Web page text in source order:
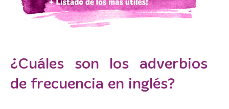
¿Cuáles son los adverbios
de frecuencia en inglés?